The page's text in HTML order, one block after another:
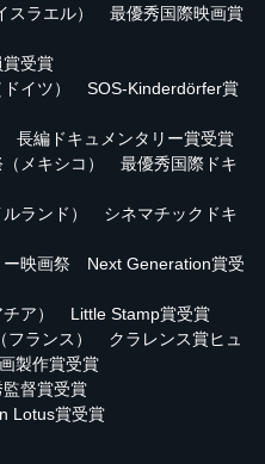
スラエル） 最優秀国際映画賞
受賞
イツ） SOS-Kinderdörfer賞
編ドキュメンタリー賞受賞
メキシコ） 最優秀国際ドキ
ランド） シネマチックドキ
映画祭 Next Generation賞受
ア） Little Stamp賞受賞
ランス） クラレンス賞ヒュ
製作賞受賞
督賞受賞
Lotus賞受賞